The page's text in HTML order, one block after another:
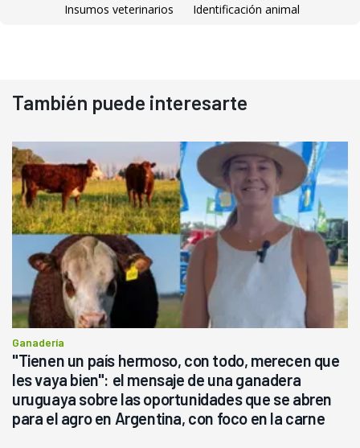
Insumos veterinarios
Identificación animal
También puede interesarte
Ganadería
"Tienen un país hermoso, con todo, merecen que
les vaya bien": el mensaje de una ganadera
uruguaya sobre las oportunidades que se abren
para el agro en Argentina, con foco en la carne